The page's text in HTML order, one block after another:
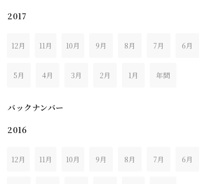
2017
12月 11月 10月 9月 8月 7月 6月
5月 4月 3月 2月 1月 年間
バックナンバー
2016
12月 11月 10月 9月 8月 7月 6月